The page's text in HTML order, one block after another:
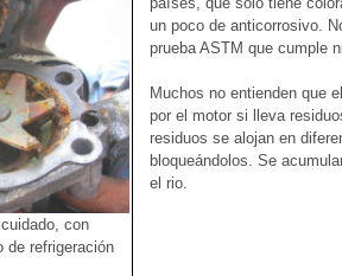
con
de refrigeración
un poco de anticorrosivo.
prueba ASTM que cumple
Muchos no entienden que
por el motor si lleva
residuos se alojan en
bloqueándolos. Se
el rio.